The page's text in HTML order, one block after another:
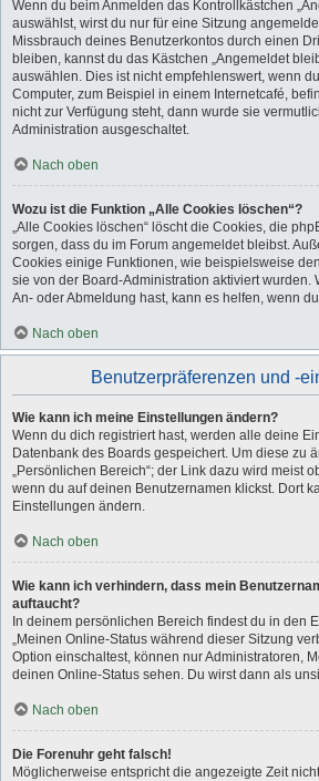
Wenn du beim Anmelden das Kontrollkästchen
auswählst, wirst du nur für eine Sitzung
Missbrauch deines Benutzerkontos durch einen
bleiben, kannst du das Kästchen „Angemeldet
auswählen. Dies ist nicht empfehlenswert, wenn
Computer, zum Beispiel in einem Internetcafé,
nicht zur Verfügung steht, dann wurde sie
Administration ausgeschaltet.
Nach oben
Wozu ist die Funktion „Alle Cookies löschen“?
„Alle Cookies löschen“ löscht die Cookies, die
sorgen, dass du im Forum angemeldet bleibst.
Cookies einige Funktionen, wie beispielsweise
sie von der Board-Administration aktiviert wurden.
An- oder Abmeldung hast, kann es helfen, wenn
Nach oben
Benutzerpräferenzen und -
Wie kann ich meine Einstellungen ändern?
Wenn du dich registriert hast, werden alle deine
Datenbank des Boards gespeichert. Um diese zu
„Persönlichen Bereich“; der Link dazu wird meist
wenn du auf deinen Benutzernamen klickst. Dort
Einstellungen ändern.
Nach oben
Wie kann ich verhindern, dass mein
auftaucht?
In deinem persönlichen Bereich findest du in den
„Meinen Online-Status während dieser Sitzung
Option einschaltest, können nur Administratoren,
deinen Online-Status sehen. Du wirst dann als
Nach oben
Die Forenuhr geht falsch!
Möglicherweise entspricht die angezeigte Zeit